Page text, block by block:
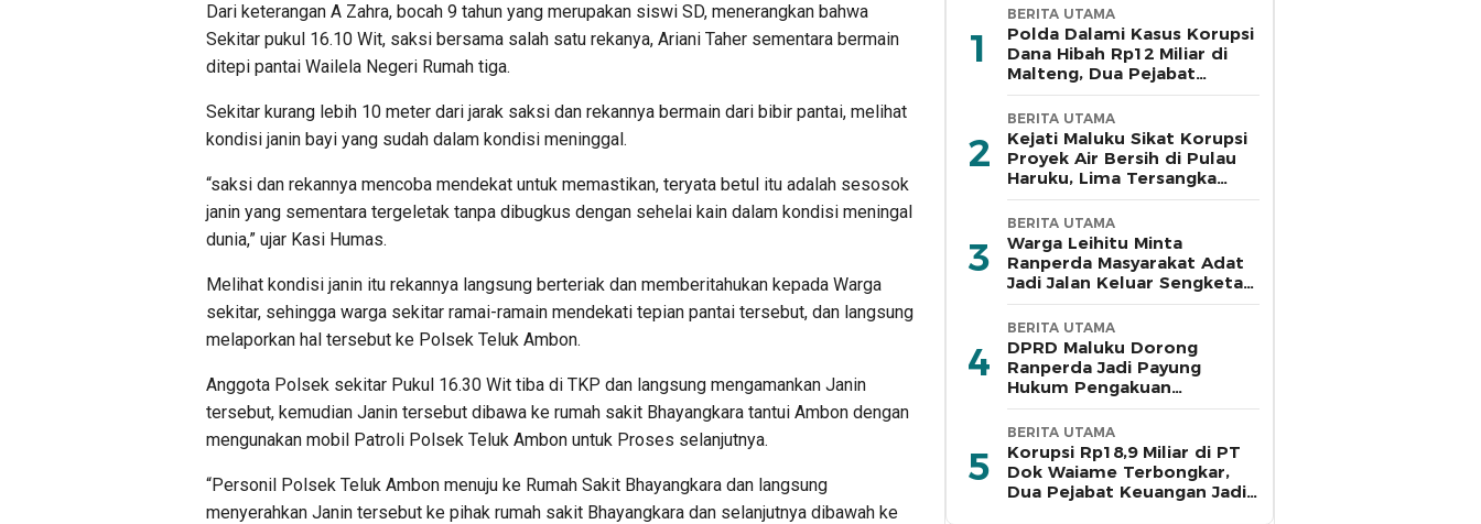
Dari keterangan A Zahra, bocah 9 tahun yang merupakan siswi SD, menerangkan bahwa
Sekitar pukul 16.10 Wit, saksi bersama salah satu rekanya, Ariani Taher sementara bermain
ditepi pantai Wailela Negeri Rumah tiga.
Sekitar kurang lebih 10 meter dari jarak saksi dan rekannya bermain dari bibir pantai, melihat
kondisi janin bayi yang sudah dalam kondisi meninggal.
“saksi dan rekannya mencoba mendekat untuk memastikan, teryata betul itu adalah sesosok
janin yang sementara tergeletak tanpa dibugkus dengan sehelai kain dalam kondisi meningal
dunia,” ujar Kasi Humas.
Melihat kondisi janin itu rekannya langsung berteriak dan memberitahukan kepada Warga
sekitar, sehingga warga sekitar ramai-ramain mendekati tepian pantai tersebut, dan langsung
melaporkan hal tersebut ke Polsek Teluk Ambon.
Anggota Polsek sekitar Pukul 16.30 Wit tiba di TKP dan langsung mengamankan Janin
tersebut, kemudian Janin tersebut dibawa ke rumah sakit Bhayangkara tantui Ambon dengan
mengunakan mobil Patroli Polsek Teluk Ambon untuk Proses selanjutnya.
“Personil Polsek Teluk Ambon menuju ke Rumah Sakit Bhayangkara dan langsung
menyerahkan Janin tersebut ke pihak rumah sakit Bhayangkara dan selanjutnya dibawah ke
1
BERITA UTAMA
Polda Dalami Kasus Korupsi
Dana Hibah Rp12 Miliar di
Malteng, Dua Pejabat
Pemkab Diperiksa
2
BERITA UTAMA
Kejati Maluku Sikat Korupsi
Proyek Air Bersih di Pulau
Haruku, Lima Tersangka
Ditahan
3
BERITA UTAMA
Warga Leihitu Minta
Ranperda Masyarakat Adat
Jadi Jalan Keluar Sengketa
Enam Dusun Tanjung Sial
4
BERITA UTAMA
DPRD Maluku Dorong
Ranperda Jadi Payung
Hukum Pengakuan
Masyarakat Adat
5
BERITA UTAMA
Korupsi Rp18,9 Miliar di PT
Dok Waiame Terbongkar,
Dua Pejabat Keuangan Jadi